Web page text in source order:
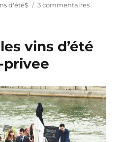
d'été$ 3 commentairessur
vins
privee
vins d’été
privee